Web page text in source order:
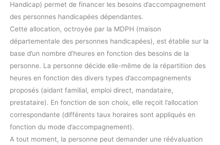
Handicap) permet de financer les besoins d’accompagnement
des personnes handicapées dépendantes.
Cette allocation, octroyée par la MDPH (maison
départementale des personnes handicapées), est établie sur la
base d’un nombre d’heures en fonction des besoins de la
personne. La personne décide elle-même de la répartition des
heures en fonction des divers types d’accompagnements
proposés (aidant familial, emploi direct, mandataire,
prestataire). En fonction de son choix, elle reçoit l’allocation
correspondante (différents taux horaires sont appliqués en
fonction du mode d’accompagnement).
A tout moment, la personne peut demander une réévaluation